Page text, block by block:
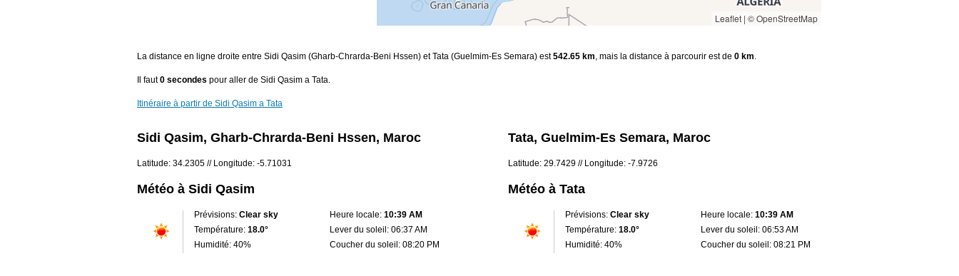
Leaflet | © OpenStreetMap
La distance en ligne droite entre Sidi Qasim (Gharb-Chrarda-Beni Hssen) et Tata (Guelmim-Es Semara) est542.65 km, mais la distance à parcourir est de 0 km.
Il faut0 secondes pour aller de Sidi Qasim a Tata.
Itinéraire à partir de Sidi Qasim a Tata
Sidi Qasim, Gharb-Chrarda-Beni Hssen, Maroc
Latitude: 34.2305 // Longitude: -5.71031
Météo à Sidi Qasim
Prévisions: Clear sky
Température: 18.0°
Humidité: 40%
Heure locale: 10:39 AM
Lever du soleil: 06:37 AM
Coucher du soleil: 08:20 PM
Tata, Guelmim-Es Semara, Maroc
Latitude: 29.7429 // Longitude: -7.9726
Météo à Tata
Prévisions: Clear sky
Température: 18.0°
Humidité: 40%
Heure locale: 10:39 AM
Lever du soleil: 06:53 AM
Coucher du soleil: 08:21 PM